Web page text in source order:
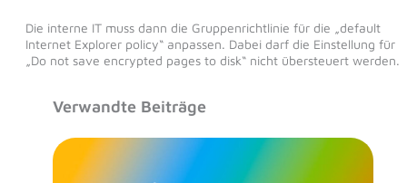
Die interne IT muss dann die Gruppenrichtlinie für die „default
Internet Explorer policy“ anpassen. Dabei darf die Einstellung für
„Do not save encrypted pages to disk“ nicht übersteuert werden.
Verwandte Beiträge